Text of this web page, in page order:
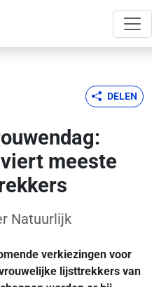
DELEN
meeste
Natuurlijk
verkiezingen voor
lijsttrekkers van